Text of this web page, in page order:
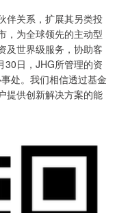
关系，扩展其另类投
，为全球领先的主动型
及世界级服务，协助客
30日，JHG所管理的资
处。我们相信透过基金
提供创新解决方案的能